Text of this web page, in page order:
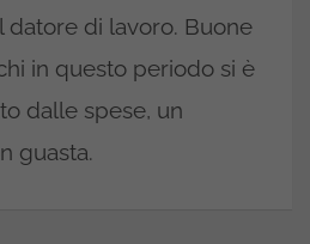
datore di lavoro. Buone
in questo periodo si è
dalle spese, un
guasta.